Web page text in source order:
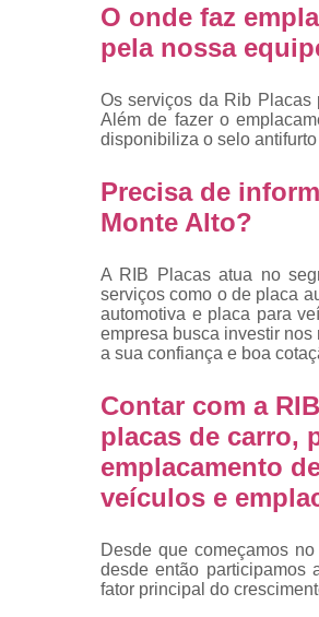
O onde faz
pela nossa
Os serviços da Rib Placas
Além de fazer o
disponibiliza o selo
Precisa de
Monte Alto?
A RIB Placas atua no
serviços como o de placa
automotiva e placa para
empresa busca investir
a sua confiança e boa
Contar com a
placas de carro,
emplacamento
veículos e
Desde que começamos
desde então participamos
fator principal do